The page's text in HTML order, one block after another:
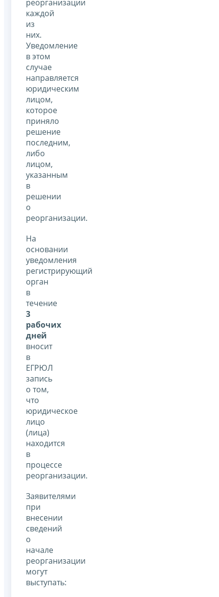
реорганизации
каждой
из
них.
Уведомление
в этом
случае
направляется
юридическим
лицом,
которое
приняло
решение
последним,
либо
лицом,
указанным
в
решении
о
реорганизации.
На
основании
уведомления
регистрирующий
орган
в
течение
3
рабочих
дней
вносит
в
ЕГРЮЛ
запись
о том,
что
юридическое
лицо
(лица)
находится
в
процессе
реорганизации.
Заявителями
при
внесении
сведений
о
начале
реорганизации
могут
выступать: